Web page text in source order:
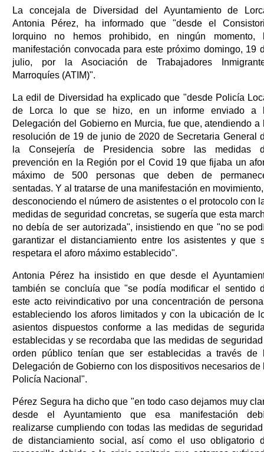
La concejala de Diversidad del Ayuntamiento de
Antonia Pérez, ha informado que "desde el
lorquino no hemos prohibido, en ningún momento,
manifestación convocada para este próximo domingo, 19
julio, por la Asociación de Trabajadores
Marroquíes (ATIM)".
La edil de Diversidad ha explicado que "desde Policía
de Lorca lo que se hizo, en un informe enviado a
Delegación del Gobierno en Murcia, fue que, atendiendo a
resolución de 19 de junio de 2020 de Secretaria General
la Consejería de Presidencia sobre las medidas
prevención en la Región por el Covid 19 que fijaba un
máximo de 500 personas que deben de
sentadas. Y al tratarse de una manifestación en
desconociendo el número de asistentes o el protocolo con
medidas de seguridad concretas, se sugería que esta
no debía de ser autorizada", insistiendo en que "no se
garantizar el distanciamiento entre los asistentes y que
respetara el aforo máximo establecido".
Antonia Pérez ha insistido en que desde el
también se concluía que "se podía modificar el sentido
este acto reivindicativo por una concentración de
estableciendo los aforos limitados y con la ubicación de
asientos dispuestos conforme a las medidas de
establecidas y se recordaba que las medidas de
orden público tenían que ser establecidas a través de
Delegación de Gobierno con los dispositivos necesarios de
Policía Nacional".
Pérez Segura ha dicho que "en todo caso dejamos muy
desde el Ayuntamiento que esa manifestación
realizarse cumpliendo con todas las medidas de
de distanciamiento social, así como el uso obligatorio